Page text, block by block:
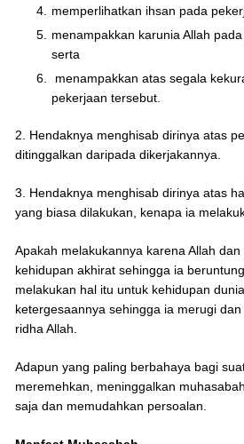
memperlihatkan ihsan pada
menampakkan karunia Allah
serta
menampakkan atas segala
pekerjaan tersebut.
2. Hendaknya menghisab dirinya atas
ditinggalkan daripada dikerjakannya.
3. Hendaknya menghisab dirinya atas
yang biasa dilakukan, kenapa ia
Apakah melakukannya karena Allah
kehidupan akhirat sehingga ia
melakukan hal itu untuk kehidupan
ketergesaannya sehingga ia merugi
ridha Allah.
Adapun yang paling berbahaya bagi
meremehkan, meninggalkan
saja dan memudahkan persoalan.